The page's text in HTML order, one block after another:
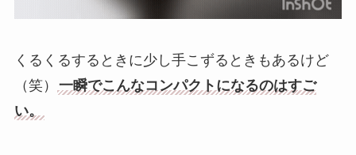
くるくるするときに少し手こずるときもあるけど
（笑）
一瞬でこんなコンパクトになるのはすご
い。